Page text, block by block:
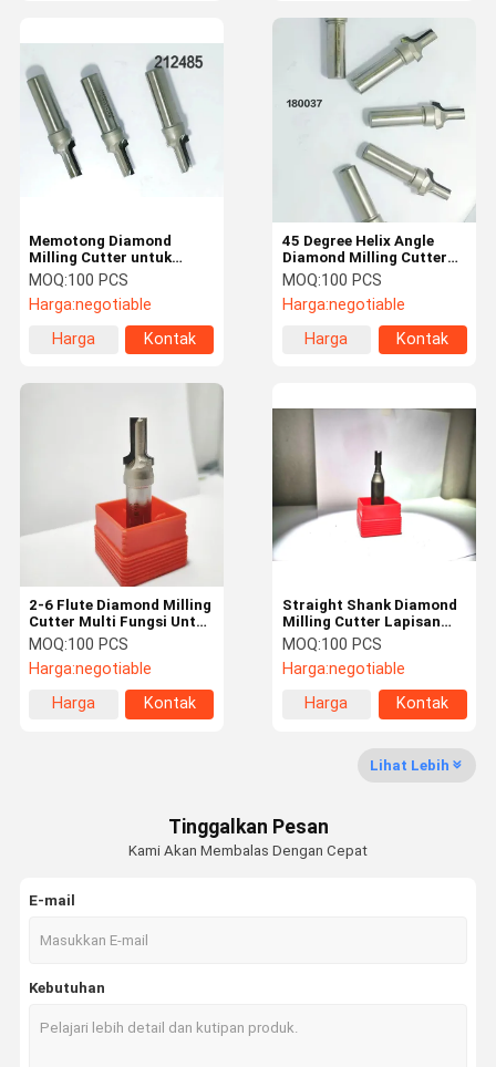
Rumah Produk
Tur Pabrik
Kontrol
Kasus-Kasus
Mata Gergaji Bundar Tct
PCD pisau gergaji melingkar
Pisau gergaji bulat berlian
45 Degree Helix Angle
Diamond Milling Cutter
dengan Teknologi Berlian
Canggih
MOQ:100 PCS
Harga:negotiable
Harga
Kontak
Memotong Diamond
Milling Cutter untuk
pengalaman pemotongan
yang akurat dan halus
MOQ:100 PCS
Harga:negotiable
Harga
Kontak
Straight Shank Diamond
Milling Cutter Lapisan
Zirconia Dengan Sudut
Heliks 45 derajat
MOQ:100 PCS
Harga:negotiable
Harga
Kontak
2-6 Flute Diamond Milling
Cutter Multi Fungsi Untuk
Memotong
MOQ:100 PCS
Harga:negotiable
Harga
Kontak
Lihat Lebih
Tinggalkan Pesan
Kami Akan Membalas Dengan Cepat
E-mail
Kebutuhan